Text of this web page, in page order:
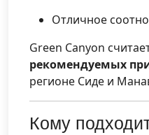
Отличное
Green Canyon
рекомендуемых
регионе Сиде и
Кому